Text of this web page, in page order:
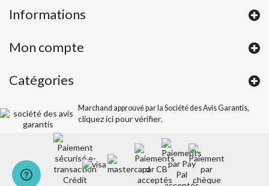
Informations
Mon compte
Catégories
Marchand approuvé par la Société des Avis Garantis,
cliquez ici pour vérifier.